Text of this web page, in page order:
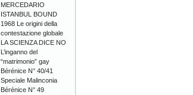
MERCEDARIO
ISTANBUL BOUND
1968 Le origini della
contestazione globale
LA SCIENZA DICE NO
L’inganno del
“matrimonio” gay
Bérénice N° 40/41
Speciale Malinconia
Bérénice N° 49